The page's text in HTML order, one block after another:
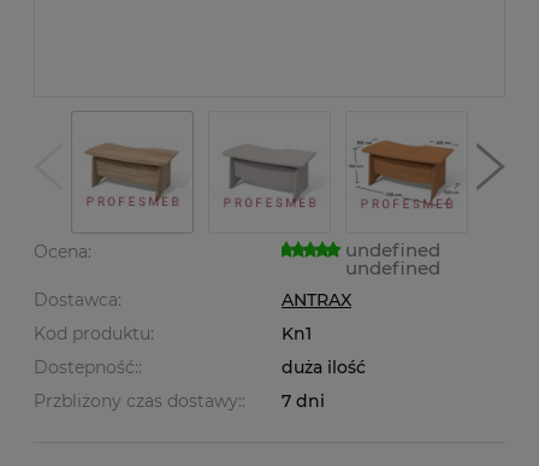
Ocena: undefined
undefined
Dostawca:
ANTRAX
Kod produktu:
Kn1
Dostepność::
duża ilość
Przbliżony czas dostawy::
7 dni